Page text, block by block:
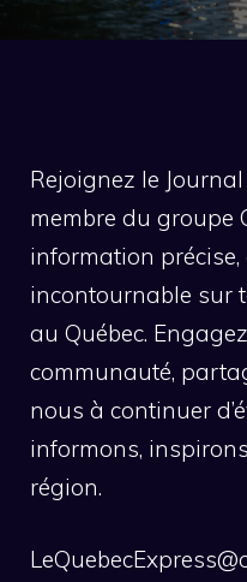
Rejoignez le
membre du groupe
information précise,
incontournable sur
au Québec.
communauté,
nous à continuer
informons,
région.